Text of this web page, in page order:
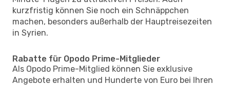
kurzfristig können Sie noch ein Schnäppchen
machen, besonders außerhalb der Hauptreisezeiten
in Syrien.
Rabatte für Opodo Prime-Mitglieder
Als Opodo Prime-Mitglied können Sie exklusive
Angebote erhalten und Hunderte von Euro bei Ihren